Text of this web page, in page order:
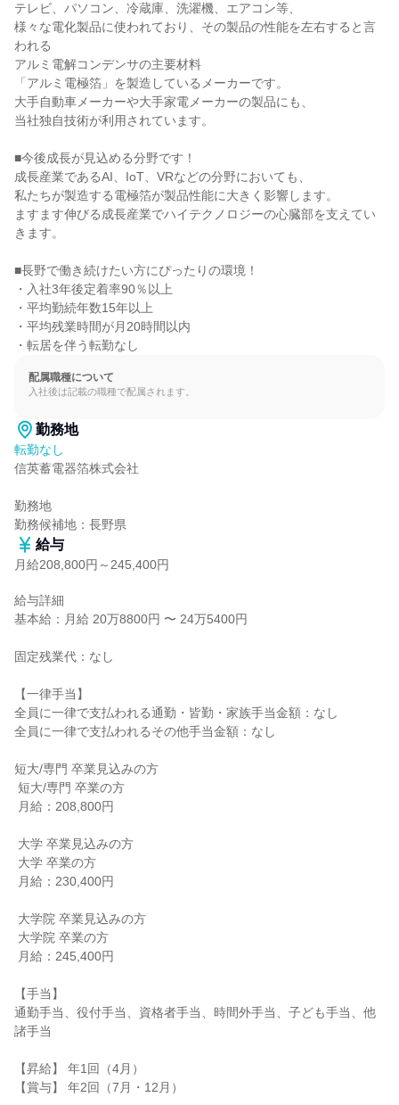
テレビ、パソコン、冷蔵庫、洗濯機、エアコン等、
様々な電化製品に使われており、その製品の性能を左右すると言
われる
アルミ電解コンデンサの主要材料
「アルミ電極箔」を製造しているメーカーです。
大手自動車メーカーや大手家電メーカーの製品にも、
当社独自技術が利用されています。
■今後成長が見込める分野です！
成長産業であるAI、IoT、VRなどの分野においても、
私たちが製造する電極箔が製品性能に大きく影響します。
ますます伸びる成長産業でハイテクノロジーの心臓部を支えてい
きます。
■長野で働き続けたい方にぴったりの環境！
・入社3年後定着率90％以上
・平均勤続年数15年以上
・平均残業時間が月20時間以内
・転居を伴う転勤なし
配属職種について
入社後は記載の職種で配属されます。
勤務地
転勤なし
信英蓄電器箔株式会社
勤務地
勤務候補地：長野県
給与
月給208,800円～245,400円
給与詳細
基本給：月給 20万8800円 〜 24万5400円
固定残業代：なし
【一律手当】
全員に一律で支払われる通勤・皆勤・家族手当金額：なし
全員に一律で支払われるその他手当金額：なし
短大/専門 卒業見込みの方
【手当】
通勤手当、役付手当、資格者手当、時間外手当、子ども手当、他
諸手当
【昇給】 年1回（4月）
【賞与】 年2回（7月・12月）